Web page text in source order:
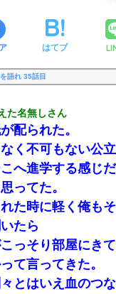
はてブ
語れ 35話目
た名無しさん
配られた。
く不可もない公
へ進学する感じ
ってた。
た時に軽く俺も
たら
っそり部屋にき
て言ってきた。
とはいえ血のつ